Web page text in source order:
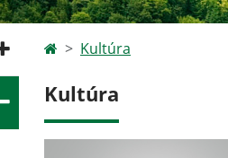
Kultúra
Kultúra